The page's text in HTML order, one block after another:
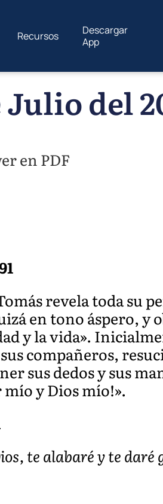
Recursos
Descargar
App
del
en PDF
revela toda su
en tono áspero, y
y la vida».
compañeros,
sus dedos y sus
mío y Dios mío!».
te alabaré y te daré